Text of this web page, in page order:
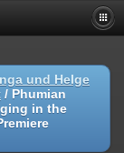
und Helge
/ Phumian
in the